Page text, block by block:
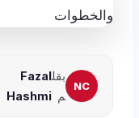
بقل
م
Fazal
Hashmi